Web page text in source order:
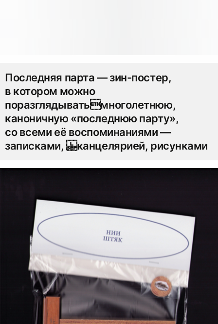
Последняя парта — зин-постер,
в котором можно
поразглядыватьмноголетнюю,
каноничную «последнюю парту»,
со всеми её воспоминаниями —
записками, канцелярией, рисунками